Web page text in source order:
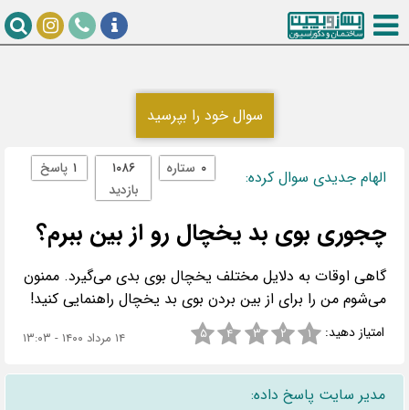
سوال خود را بپرسید
الهام جدیدی سوال کرده: پاسخ
۱۰۸۶
بازدید
ستاره
چجوری بوی بد یخچال رو از بین ببرم؟
گاهی اوقات به دلایل مختلف یخچال بوی بدی می‌گیرد. ممنون
می‌شوم من را برای از بین بردن بوی بد یخچال راهنمایی کنید!
امتیاز دهید: ۱ ۲ ۳ ۴ ۵ ۱۴ مرداد ۱۴۰۰ - ۱۳:۰۳
مدیر سایت پاسخ داده: